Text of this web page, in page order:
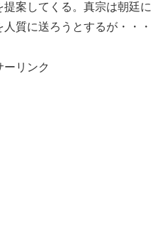
案してくる。真宗は朝廷に
質に送ろうとするが・・・
ーリンク